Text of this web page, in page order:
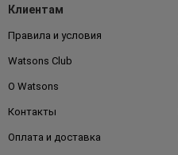
Клиентам
Правила и условия
Watsons Club
О Watsons
Контакты
Оплата и доставка